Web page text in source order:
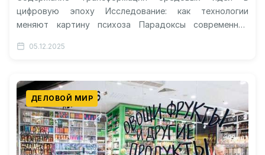
цифровую эпоху Исследование: как технологии
меняют картину психоза Парадоксы современной
интеллектом? Мир вокруг…
05.12.2025
ДЕЛОВОЙ МИР